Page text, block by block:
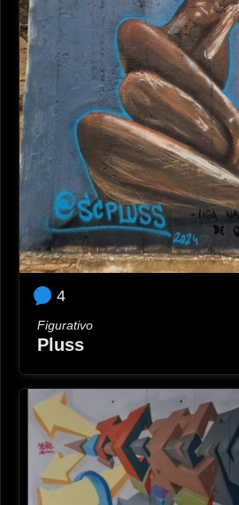
4
Figurativo
Pluss